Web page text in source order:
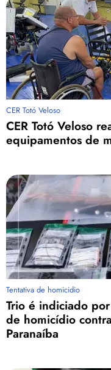
CER Totó Veloso
CER Totó Veloso
equipamentos de
Tentativa de homicidio
Trio é indiciado
de homicídio
Paranaíba